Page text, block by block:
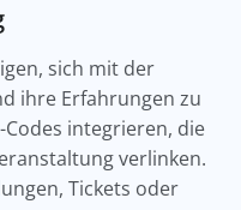
sich mit der
ihre Erfahrungen zu
integrieren, die
verlinken.
Tickets oder